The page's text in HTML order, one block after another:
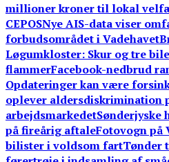
millioner kroner til lokal
CEPOSNye AIS-data viser
forbudsområdet i Vadehavet
Løgumkloster: Skur og tre
flammerFacebook-nedbrud
Opdateringer kan være
oplever aldersdiskrimination
arbejdsmarkedetSønderjyske
på fireårig aftaleFotovogn på
bilister i voldsom fartTønder